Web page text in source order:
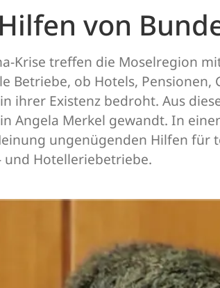
von
Krise treffen die Moselregion
Betriebe, ob Hotels,
ihrer Existenz bedroht. Aus
Angela Merkel gewandt. In
ungenügenden Hilfen
und Hotelleriebetriebe.